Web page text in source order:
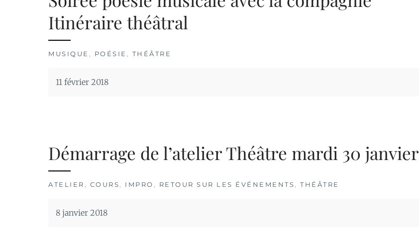
Itinéraire théâtral
MUSIQUE , POÉSIE , THÉÂTRE
11 février 2018
Démarrage de l’atelier Théâtre mardi 30 janvier
ATELIER , COURS, IMPRO , RETOUR SUR LES ÉVÉNEMENTS, THÉÂTRE
8 janvier 2018